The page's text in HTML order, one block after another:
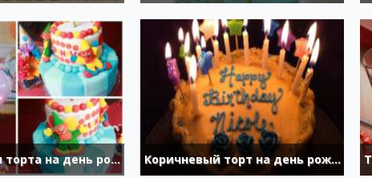
Фотографии торта на день рождения Коричневый торт на день рождения